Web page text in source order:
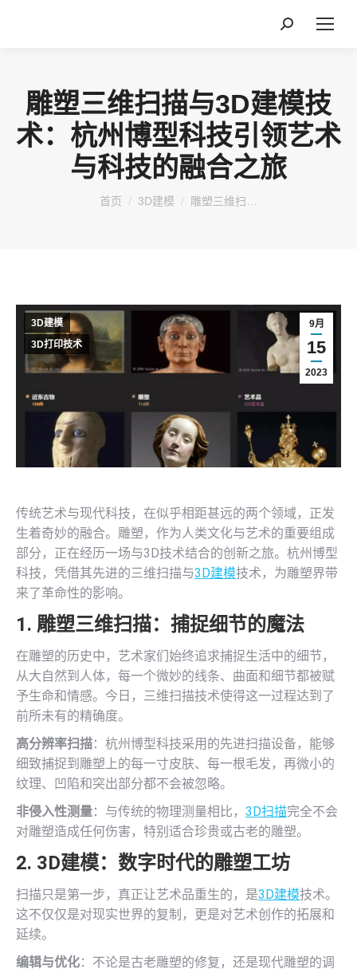
搜
雕塑三维扫描与3D建模技
术：杭州博型科技引领艺术
与科技的融合之旅
您在这里：
首页 3D建模 雕塑三维扫…
9月
15
2023
3D建模
3D打印技术
传统艺术与现代科技，在似乎相距甚远的两个领域，正发
生着奇妙的融合。雕塑，作为人类文化与艺术的重要组成
部分，正在经历一场与3D技术结合的创新之旅。杭州博型
科技，凭借其先进的三维扫描与3D建模技术，为雕塑界带
来了革命性的影响。
1. 雕塑三维扫描：捕捉细节的魔法
在雕塑的历史中，艺术家们始终追求捕捉生活中的细节，
从大自然到人体，每一个微妙的线条、曲面和细节都被赋
予生命和情感。今日，三维扫描技术使得这一过程达到了
前所未有的精确度。
高分辨率扫描：杭州博型科技采用的先进扫描设备，能够
细致捕捉到雕塑上的每一寸皮肤、每一根毛发，再微小的
纹理、凹陷和突出部分都不会被忽略。
非侵入性测量：与传统的物理测量相比， 3D扫描完全不会
对雕塑造成任何伤害，特别适合珍贵或古老的雕塑。
2. 3D建模：数字时代的雕塑工坊
扫描只是第一步，真正让艺术品重生的，是3D建模技术。
这不仅仅是对现实世界的复制，更是对艺术创作的拓展和
延续。
编辑与优化：不论是古老雕塑的修复，还是现代雕塑的调